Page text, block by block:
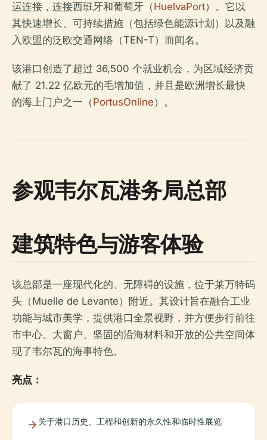
运连接，连接西班牙和葡萄牙（HuelvaPort）。它以
其快速增长、可持续措施（包括绿色能源计划）以及融
入欧盟的泛欧交通网络（TEN-T）而闻名。
该港口创造了超过 36,500 个就业机会，为区域经济贡
献了 21.22 亿欧元的毛增加值，并且是欧洲增长最快
的海上门户之一（PortusOnline）。
参观韦尔瓦港务局总部
建筑特色与游客体验
该总部是一座现代化的、无障碍的设施，位于莱万特码
头（Muelle de Levante）附近。其设计旨在融合工业
功能与城市美学，提供港口全景视野，并方便步行前往
市中心。大窗户、坚固的沿海材料和开放的公共空间体
现了韦尔瓦的海事特色。
亮点：
关于港口历史、工程和创新的永久性和临时性展览